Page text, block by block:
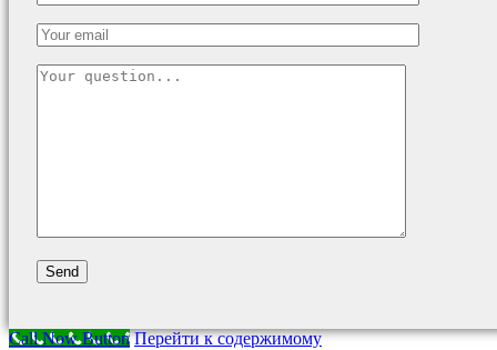
Call Now Button Перейти к содержимому